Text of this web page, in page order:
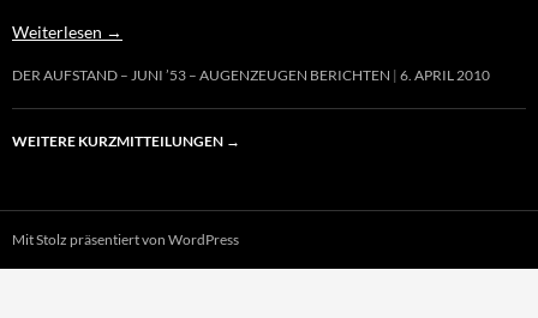
Weiterlesen →
DER AUFSTAND – JUNI ’53 – AUGENZEUGEN BERICHTEN 6. APRIL 2010
WEITERE KURZMITTEILUNGEN →
Mit Stolz präsentiert von WordPress